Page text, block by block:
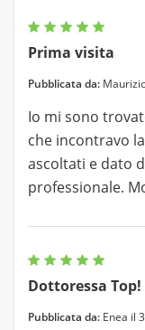
Prima visita
Pubblicata da:
Io mi sono
che incontravo
ascoltati e dato
professionale.
Dottoressa Top!
Pubblicata da: Enea il